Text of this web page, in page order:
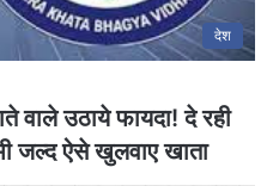
देश
उठाये फायदा! दे रही
जल्द ऐसे खुलवाए खाता